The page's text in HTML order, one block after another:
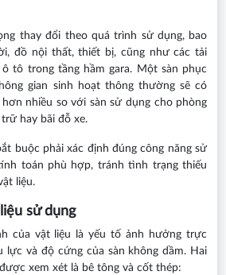
thay đổi theo quá trình sử dụng, bao
đồ nội thất, thiết bị, cũng như các tải
tô trong tầng hầm gara. Một sàn phục
gian sinh hoạt thông thường sẽ có
nhiều so với sàn sử dụng cho phòng
hay bãi đỗ xe.
buộc phải xác định đúng công năng sử
toán phù hợp, tránh tình trạng thiếu
liệu.
sử dụng
của vật liệu là yếu tố ảnh hưởng trực
lực và độ cứng của sàn không dầm. Hai
xem xét là bê tông và cốt thép: